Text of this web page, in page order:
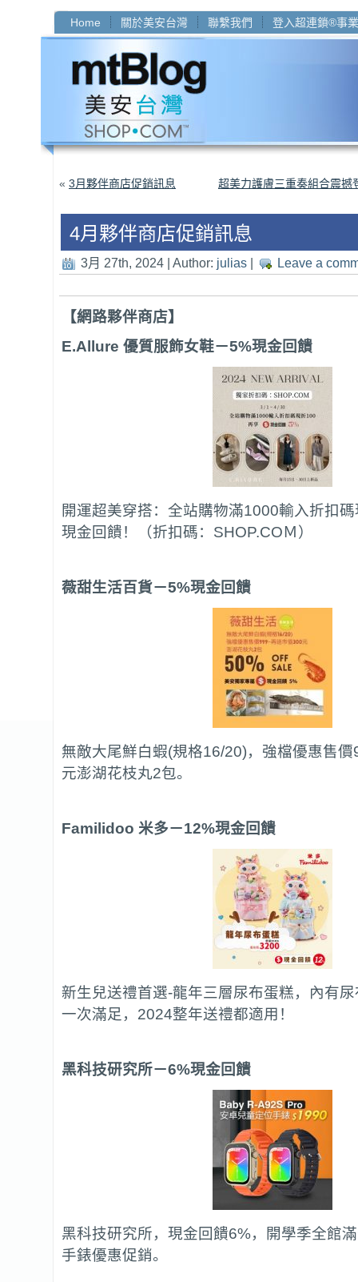
Home 關於美安台灣 聯繫我們 登入超連鎖®事業
« 3月夥伴商店促銷訊息 超美力護膚三重奏組合震撼
4月夥伴商店促銷訊息
3月 27th, 2024 | Author: julias Leave a
【網路夥伴商店】
E.Allure 優質服飾女鞋－5%現金回饋
開運超美穿搭：全站購物滿1000輸入折扣
現金回饋！（折扣碼：SHOP.COＭ）
薇甜生活百貨－5%現金回饋
無敵大尾鮮白蝦(規格16/20)，強檔優惠售
元澎湖花枝丸2包。
Familidoo 米多－12%現金回饋
新生兒送禮首選-龍年三層尿布蛋糕，內有
一次滿足，2024整年送禮都適用！
黑科技研究所－6%現金回饋
黑科技研究所，現金回饋6%，開學季全館
手錶優惠促銷。